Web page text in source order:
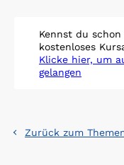
Kennst du
kostenloses
Klicke hier, um
gelangen
Zurück zum